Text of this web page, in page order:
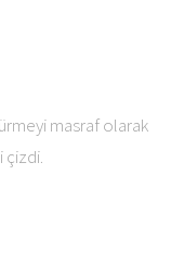
masraf olarak
çizdi.